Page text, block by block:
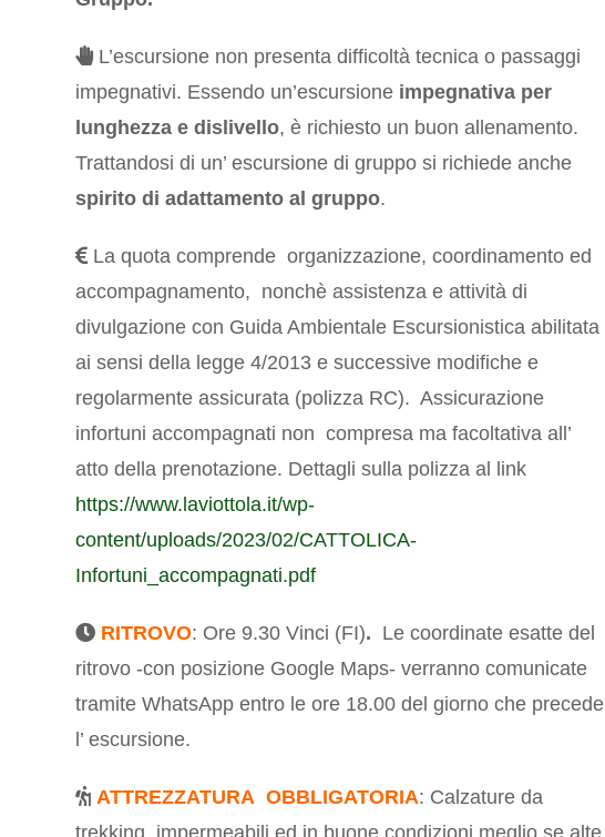
L’escursione non presenta difficoltà tecnica o passaggi
impegnativi. Essendo un’escursione impegnativa per
lunghezza e dislivello, è richiesto un buon allenamento.
Trattandosi di un’ escursione di gruppo si richiede anche
spirito di adattamento al gruppo.
La quota comprende organizzazione, coordinamento ed
accompagnamento, nonchè assistenza e attività di
divulgazione con Guida Ambientale Escursionistica abilitata
ai sensi della legge 4/2013 e successive modifiche e
regolarmente assicurata (polizza RC). Assicurazione
infortuni accompagnati non compresa ma facoltativa all’
atto della prenotazione. Dettagli sulla polizza al link
https://www.laviottola.it/wp-
content/uploads/2023/02/CATTOLICA-
Infortuni_accompagnati.pdf
RITROVO: Ore 9.30 Vinci (FI). Le coordinate esatte del
ritrovo -con posizione Google Maps- verranno comunicate
tramite WhatsApp entro le ore 18.00 del giorno che precede
l’ escursione.
ATTREZZATURA OBBLIGATORIA: Calzature da